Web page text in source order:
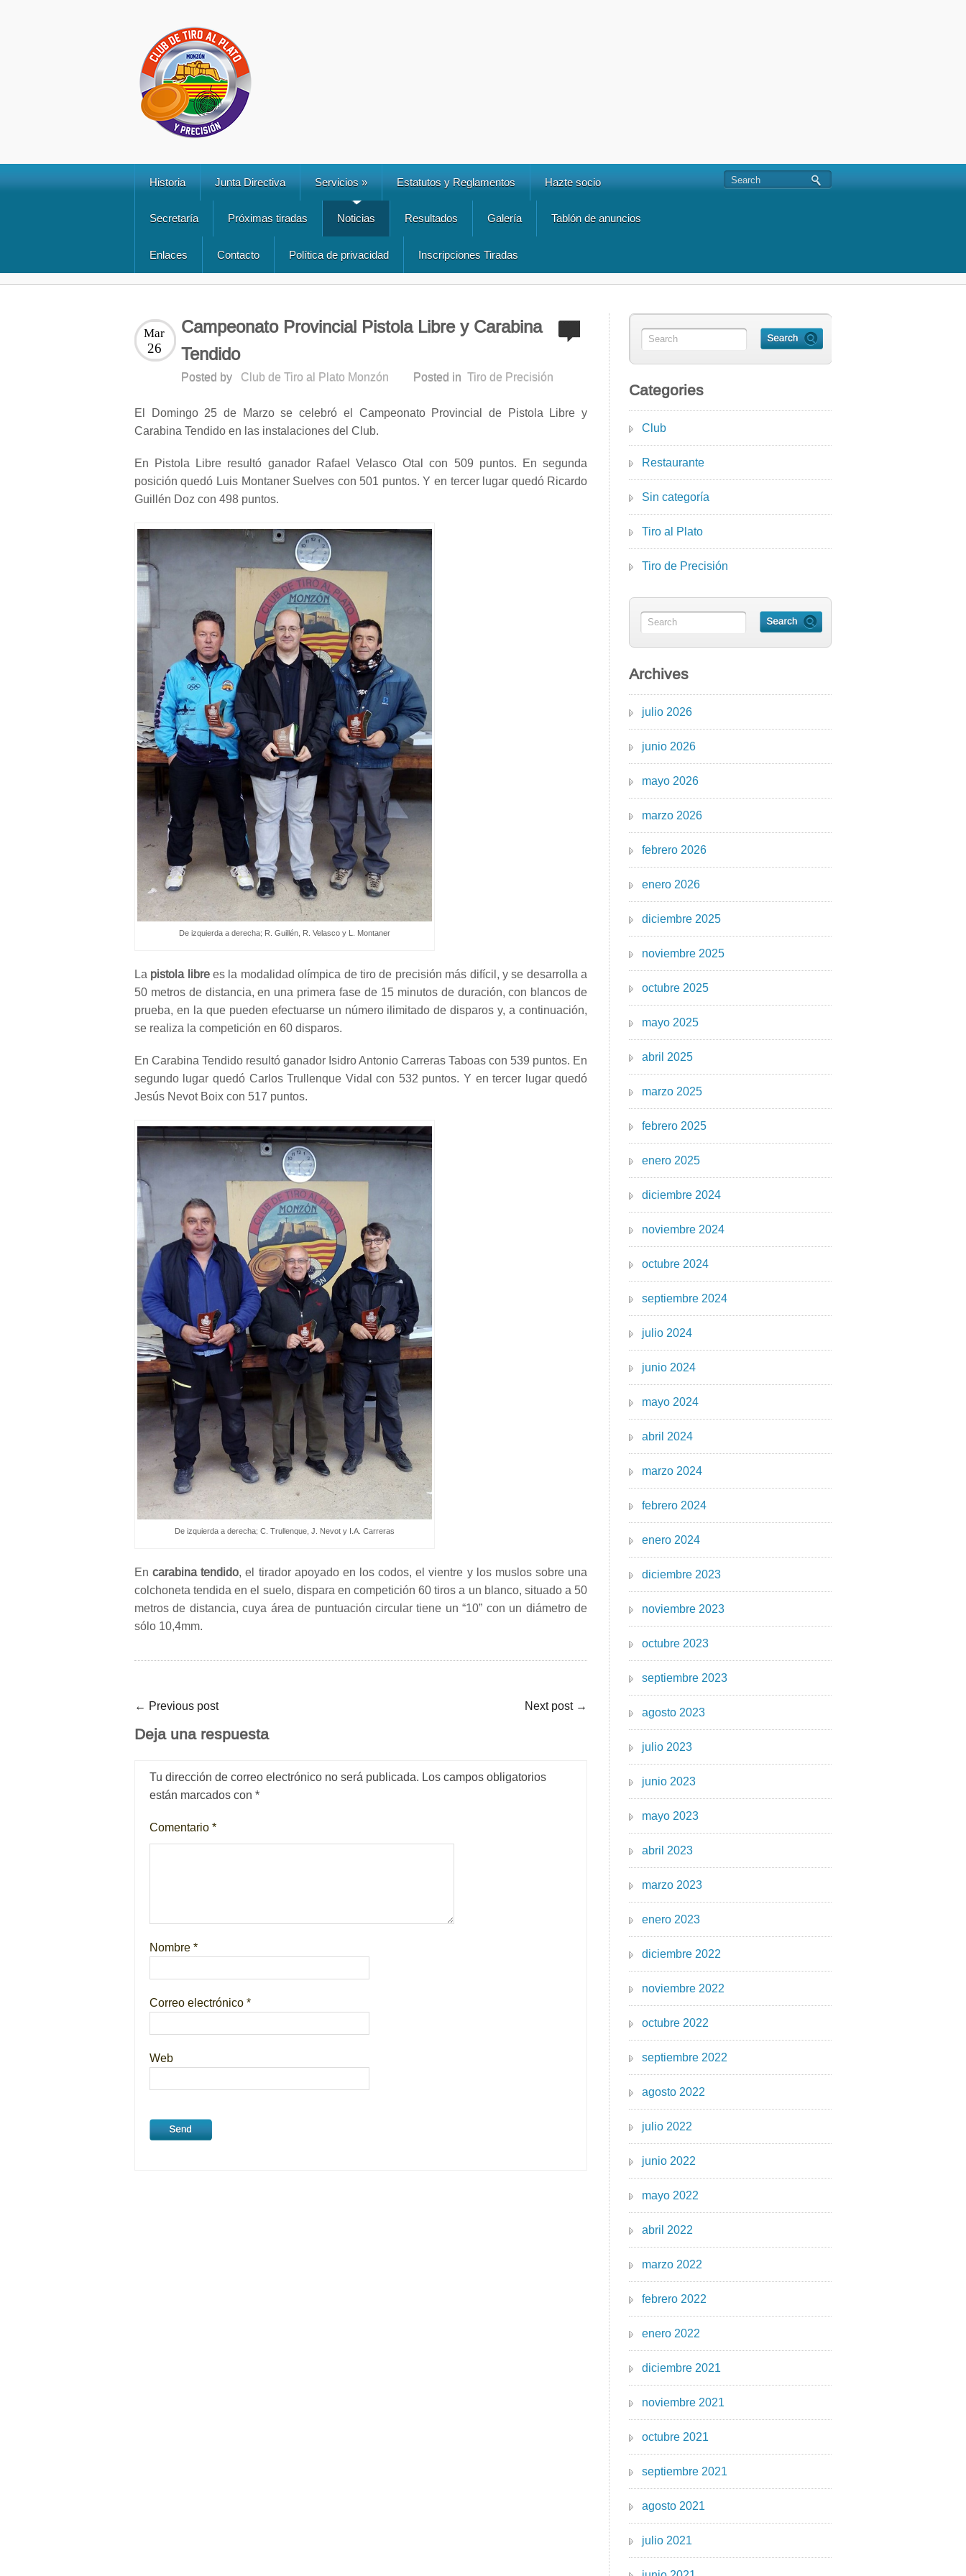
Historia Junta Directiva Servicios» Estatutos y Reglamentos Hazte socio
Secretaría Próximas tiradas Noticias Resultados Galería Tablón de anuncios
Enlaces Contacto Política de privacidad Inscripciones Tiradas
Campeonato Provincial Pistola Libre y Carabina
Tendido
Mar
26
Posted by Club de Tiro al Plato Monzón Posted in Tiro de Precisión
El Domingo 25 de Marzo se celebró el Campeonato Provincial de Pistola Libre y
Carabina Tendido en las instalaciones del Club.
En Pistola Libre resultó ganador Rafael Velasco Otal con 509 puntos. En segunda
posición quedó Luis Montaner Suelves con 501 puntos. Y en tercer lugar quedó Ricardo
Guillén Doz con 498 puntos.
De izquierda a derecha; R. Guillén, R. Velasco y L. Montaner
La pistola librees la modalidad olímpica de tiro de precisión más difícil, y se desarrolla a
50 metros de distancia, en una primera fase de 15 minutos de duración, con blancos de
prueba, en la que pueden efectuarse un número ilimitado de disparos y, a continuación,
se realiza la competición en 60 disparos.
En Carabina Tendido resultó ganador Isidro Antonio Carreras Taboas con 539 puntos. En
segundo lugar quedó Carlos Trullenque Vidal con 532 puntos. Y en tercer lugar quedó
Jesús Nevot Boix con 517 puntos.
De izquierda a derecha; C. Trullenque, J. Nevot y I.A. Carreras
Encarabina tendido, el tirador apoyado en los codos, el vientre y los muslos sobre una
colchoneta tendida en el suelo, dispara en competición 60 tiros a un blanco, situado a 50
metros de distancia, cuya área de puntuación circular tiene un “10” con un diámetro de
sólo 10,4mm.
← Previous post Next post →
Deja una respuesta
Tu dirección de correo electrónico no será publicada. Los campos obligatorios
están marcados con *
Comentario *
Nombre *
Correo electrónico *
Web
Categories
Club
Restaurante
Sin categoría
Tiro al Plato
Tiro de Precisión
Archives
julio 2026
junio 2026
mayo 2026
marzo 2026
febrero 2026
enero 2026
diciembre 2025
noviembre 2025
octubre 2025
mayo 2025
abril 2025
marzo 2025
febrero 2025
enero 2025
diciembre 2024
noviembre 2024
octubre 2024
septiembre 2024
julio 2024
junio 2024
mayo 2024
abril 2024
marzo 2024
febrero 2024
enero 2024
diciembre 2023
noviembre 2023
octubre 2023
septiembre 2023
agosto 2023
julio 2023
junio 2023
mayo 2023
abril 2023
marzo 2023
enero 2023
diciembre 2022
noviembre 2022
octubre 2022
septiembre 2022
agosto 2022
julio 2022
junio 2022
mayo 2022
abril 2022
marzo 2022
febrero 2022
enero 2022
diciembre 2021
noviembre 2021
octubre 2021
septiembre 2021
agosto 2021
julio 2021